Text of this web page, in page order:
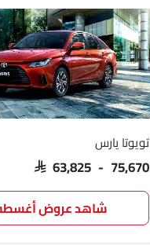
تويوتا يارس
SAR 63,825 - 75,670
شاهد عروض